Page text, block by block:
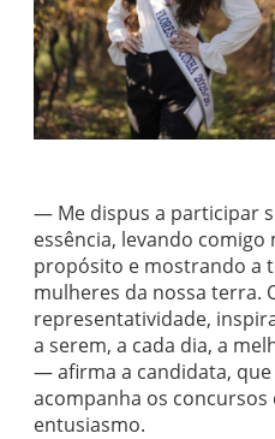
— Me dispus a participar
essência, levando comigo
propósito e mostrando a
mulheres da nossa terra.
representatividade,
a serem, a cada dia, a
— afirma a candidata, que
acompanha os concursos
entusiasmo.